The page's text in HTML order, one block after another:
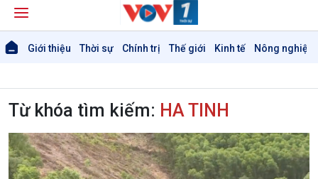
Giới thiệu Thời sự Chính trị Thế giới Kinh tế Nông nghiệp
Từ khóa tìm kiếm: HA TINH